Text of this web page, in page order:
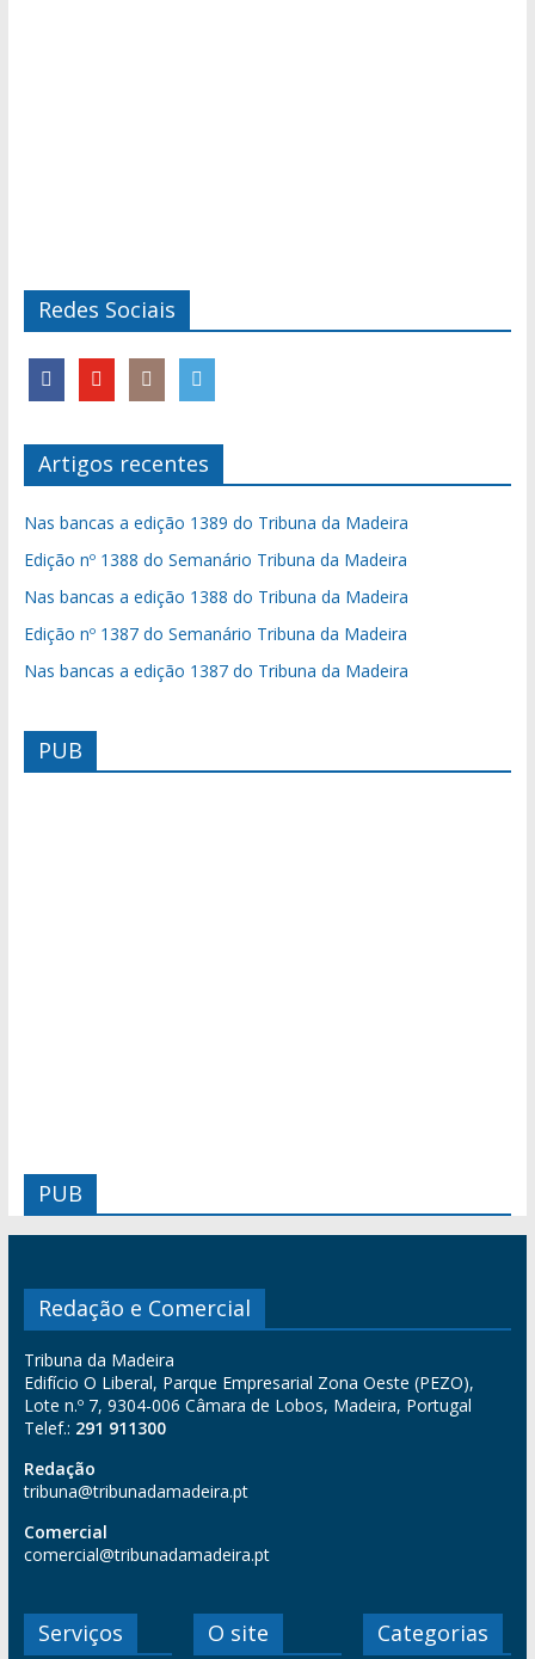
Redes Sociais
Artigos recentes
Nas bancas a edição 1389 do Tribuna da Madeira
Edição nº 1388 do Semanário Tribuna da Madeira
Nas bancas a edição 1388 do Tribuna da Madeira
Edição nº 1387 do Semanário Tribuna da Madeira
Nas bancas a edição 1387 do Tribuna da Madeira
PUB
PUB
Redação e Comercial
Tribuna da Madeira
Edifício O Liberal, Parque Empresarial Zona Oeste (PEZO),
Lote n.º 7, 9304-006 Câmara de Lobos, Madeira, Portugal
Telef.: 291 911300
Redação
tribuna@tribunadamadeira.pt
Comercial
comercial@tribunadamadeira.pt
Serviços O site Categorias